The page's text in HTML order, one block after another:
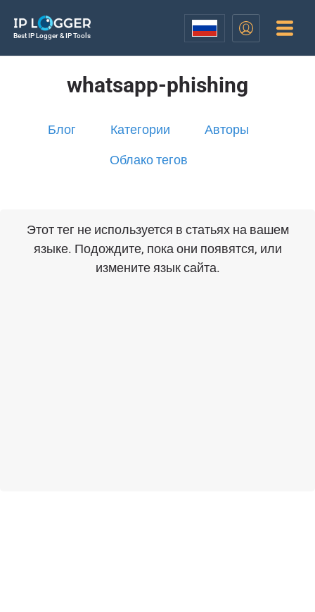
Best IP Logger & IP Tools
whatsapp-phishing
Блог Категории Авторы
Облако тегов